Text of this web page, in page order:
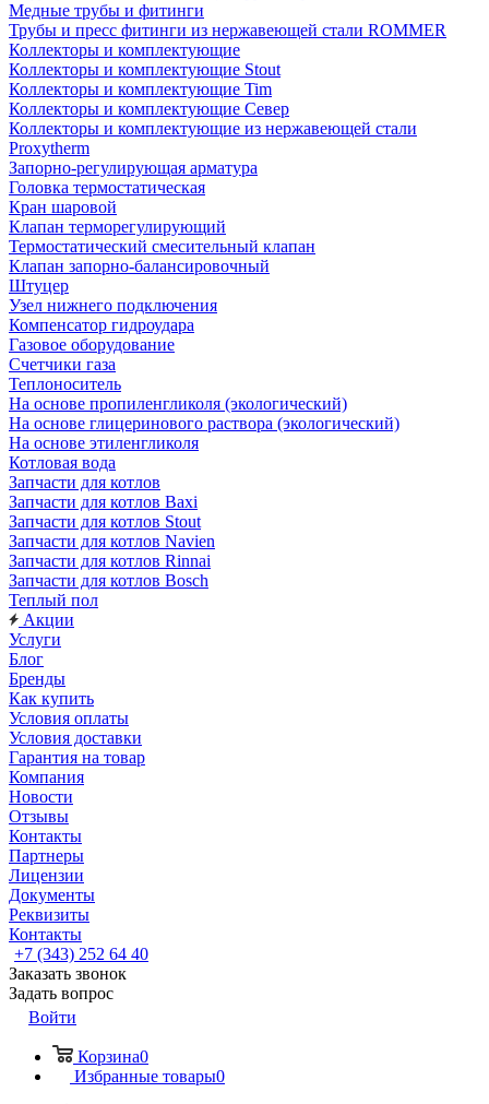
Медные трубы и фитинги
Трубы и пресс фитинги из нержавеющей стали ROMMER
Коллекторы и комплектующие
Коллекторы и комплектующие Stout
Коллекторы и комплектующие Tim
Коллекторы и комплектующие Север
Коллекторы и комплектующие из нержавеющей стали
Proxytherm
Запорно-регулирующая арматура
Головка термостатическая
Кран шаровой
Клапан терморегулирующий
Термостатический смесительный клапан
Клапан запорно-балансировочный
Штуцер
Узел нижнего подключения
Компенсатор гидроудара
Газовое оборудование
Счетчики газа
Теплоноситель
На основе пропиленгликоля (экологический)
На основе глицеринового раствора (экологический)
На основе этиленгликоля
Котловая вода
Запчасти для котлов
Запчасти для котлов Baxi
Запчасти для котлов Stout
Запчасти для котлов Navien
Запчасти для котлов Rinnai
Запчасти для котлов Bosch
Теплый пол
Акции
Услуги
Блог
Бренды
Как купить
Условия оплаты
Условия доставки
Гарантия на товар
Компания
Новости
Отзывы
Контакты
Партнеры
Лицензии
Документы
Реквизиты
Контакты
+7 (343) 252 64 40
Заказать звонок
Задать вопрос
Войти
Корзина0
Избранные товары0